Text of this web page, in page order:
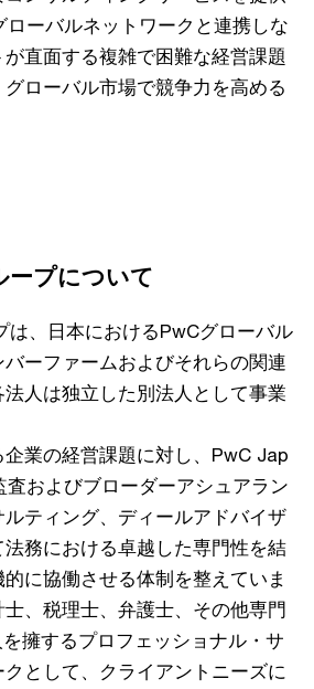
ローバルネットワークと連携しな
直面する複雑で困難な経営課題
ローバル市場で競争力を高める
ープについて
は、日本におけるPwCグローバル
ーファームおよびそれらの関連
人は独立した別法人として事業
業の経営課題に対し、PwC Jap
査およびブローダーアシュアラン
ティング、ディールアドバイザ
法務における卓越した専門性を結
に協働させる体制を整えていま
、税理士、弁護士、その他専門
擁するプロフェッショナル・サ
として、クライアントニーズに